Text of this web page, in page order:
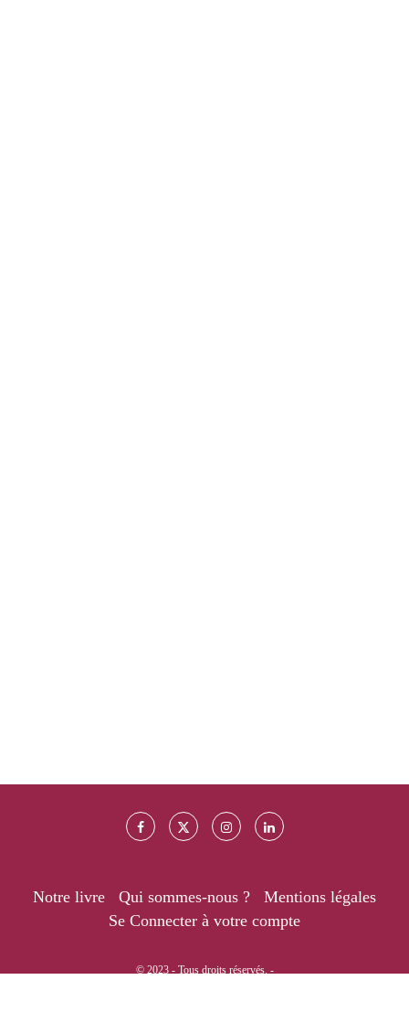
Notre livre Qui sommes-nous ?
Mentions légales
Se Connecter à votre compte
© 2023 - Tous droits réservés. -